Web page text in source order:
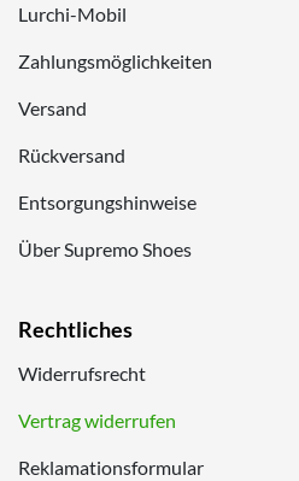
Lurchi-Mobil
Zahlungsmöglichkeiten
Versand
Rückversand
Entsorgungshinweise
Über Supremo Shoes
Rechtliches
Widerrufsrecht
Vertrag widerrufen
Reklamationsformular